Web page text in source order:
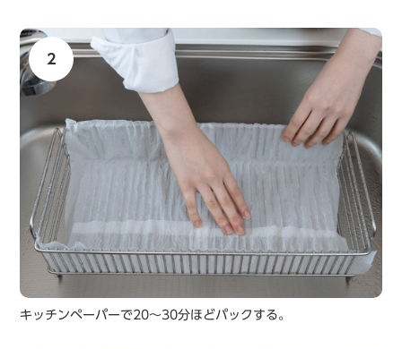
2
キッチンペーパーで20〜30分ほどパックする。